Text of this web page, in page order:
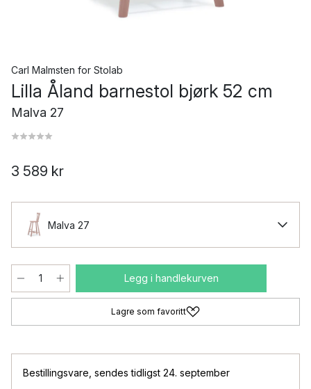
Carl Malmsten for Stolab
Lilla Åland barnestol bjørk 52 cm
Malva 27
3 589 kr
Malva 27
Legg i handlekurven
Lagre som favoritt
Bestillingsvare sendes tidligst 24. september